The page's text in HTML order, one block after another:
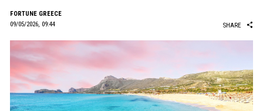
FORTUNE GREECE
09/05/2026, 09:44
SHARE